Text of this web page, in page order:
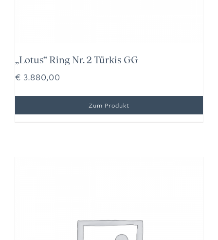
„Lotus“ Ring Nr. 2 Türkis GG
€ 3.880,00